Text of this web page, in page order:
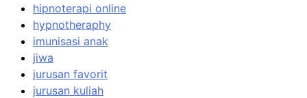
hipnoterapi online
hypnotheraphy
imunisasi anak
jiwa
jurusan favorit
jurusan kuliah